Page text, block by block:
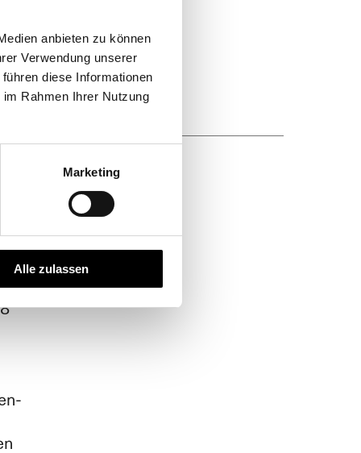
anbieten zu können
Verwendung unserer
diese Informationen
Rahmen Ihrer Nutzung
Marketing
Alle zulassen